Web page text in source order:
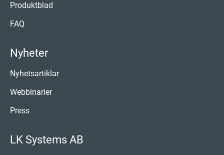
Produktblad
FAQ
Nyheter
Nyhetsartiklar
Webbinarier
Press
LK Systems AB